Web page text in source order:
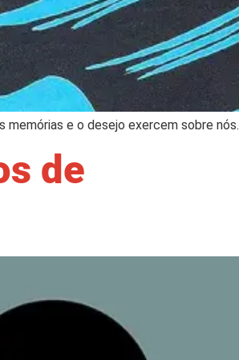
memórias e o desejo exercem sobre nós.
de